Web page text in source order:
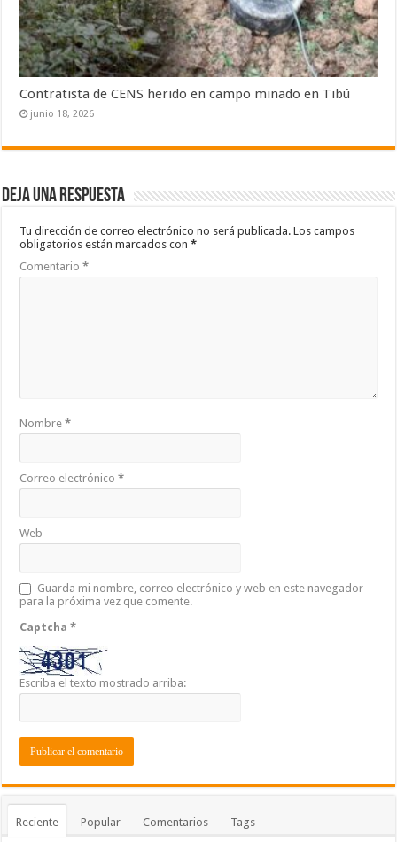
Contratista de CENS herido en campo minado en Tibú
junio 18, 2026
Deja una respuesta
Tu dirección de correo electrónico no será publicada. Los campos
obligatorios están marcados con*
Comentario*
Nombre*
Correo electrónico*
Web
Guarda mi nombre, correo electrónico y web en este navegador
para la próxima vez que comente.
Captcha*
Escriba el texto mostrado arriba:
Reciente Popular Comentarios Tags